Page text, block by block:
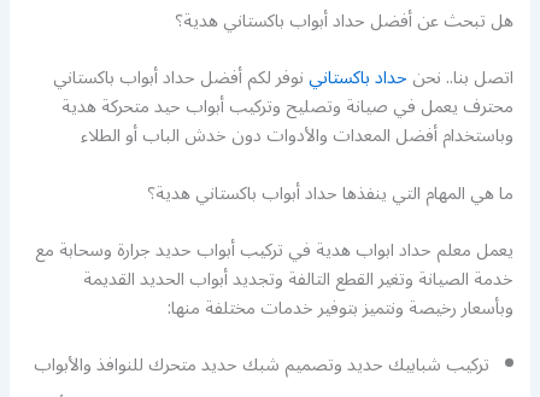
هل تبحث عن أفضل حداد أبواب باكستاني هدية؟
اتصل بنا.. نحنحداد باكستانينوفر لكم أفضل حداد أبواب باكستاني
محترف يعمل في صيانة وتصليح وتركيب أبواب حيد متحركة هدية
وباستخدام أفضل المعدات والأدوات دون خدش الباب أو الطلاء
ما هي المهام التي ينفذها حداد أبواب باكستاني هدية؟
يعمل معلم حداد ابواب هدية في تركيب أبواب حديد جرارة وسحابة مع
خدمة الصيانة وتغير القطع التالفة وتجديد أبواب الحديد القديمة
وبأسعار رخيصة ونتميز بتوفير خدمات مختلفة منها:
تركيب شبابيك حديد وتصميم شبك حديد متحرك للنوافذ والأبواب